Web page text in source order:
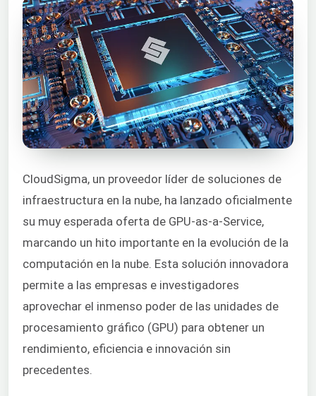
CloudSigma, un proveedor líder de soluciones de
infraestructura en la nube, ha lanzado oficialmente
su muy esperada oferta de GPU-as-a-Service,
marcando un hito importante en la evolución de la
computación en la nube. Esta solución innovadora
permite a las empresas e investigadores
aprovechar el inmenso poder de las unidades de
procesamiento gráfico (GPU) para obtener un
rendimiento, eficiencia e innovación sin
precedentes.